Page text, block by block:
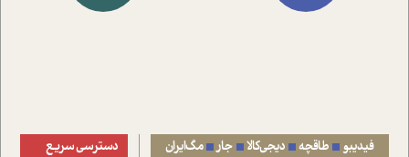
فیدیبو طاقچه دیجی‌کالا جار مگ‌ایران دسترسی سریع